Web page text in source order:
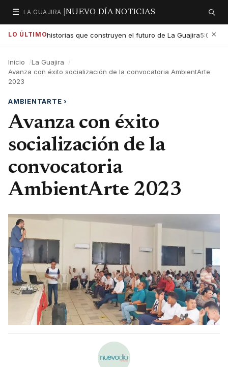
☰
Secciones
LA GUAJIRA | NUEVO DÍA NOTICIAS Buscar
LO ÚLTIMOlas historias que construyen el futuro de La Guajira5:01 PM
×
Inicio
La Guajira
Avanza con éxito socialización de la convocatoria AmbientArte
2023
AMBIENTARTE›
Avanza con éxito
socialización de la
convocatoria
AmbientArte 2023